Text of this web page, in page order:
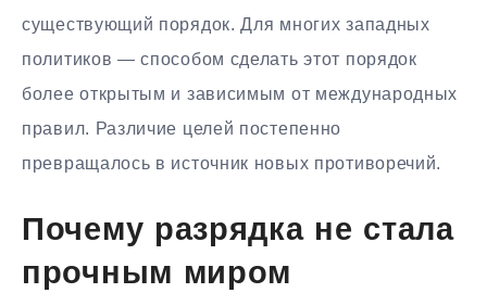
существующий порядок. Для многих западных
политиков — способом сделать этот порядок
более открытым и зависимым от международных
правил. Различие целей постепенно
превращалось в источник новых противоречий.
Почему разрядка не стала
прочным миром